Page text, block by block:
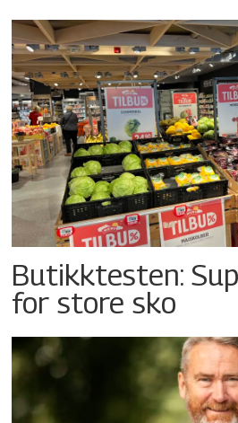
Butikktesten:
for store sko